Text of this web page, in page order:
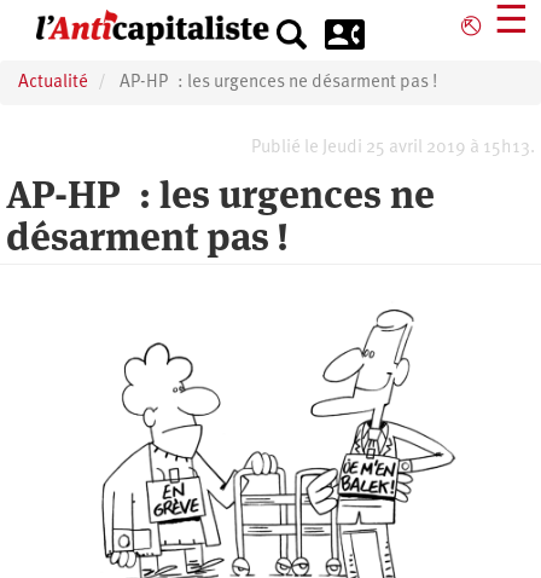
principal
⎋ ☰
Actualité AP-HP : les urgences ne désarment pas !
Publié le Jeudi 25 avril 2019 à 15h13.
AP-HP : les urgences ne
désarment pas !